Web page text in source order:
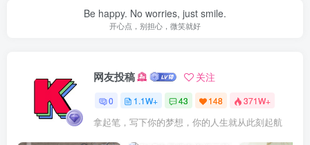
Be happy. No worries, just smile.
开心点，别担心，微笑就好
网友投稿 关注
0 1.1W+ 43 148 371W+
拿起笔，写下你的梦想，你的人生就从此刻起航